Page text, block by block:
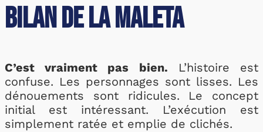
Bilan de la Maleta
C’est vraiment pas bien. L’histoire est
confuse. Les personnages sont lisses. Les
dénouements sont ridicules. Le concept
initial est intéressant. L’exécution est
simplement ratée et emplie de clichés.